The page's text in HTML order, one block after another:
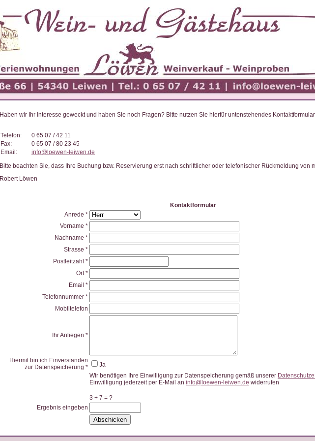
Haben wir Ihr Interesse geweckt und haben Sie noch Fragen? Bitte nutzen Sie hierfür untenstehendes
Telefon:
0 65 07 / 42 11
Fax:
0 65 07 / 80 23 45
Email:
info@loewen-leiwen.de
Bitte beachten Sie, dass Ihre Buchung bzw. Reservierung erst nach schriftlicher oder telefonischer Rückmeldung von
Robert Löwen
Kontaktformular
Anrede *
Vorname *
Nachname *
Strasse *
Postleitzahl *
Ort *
Email *
Telefonnummer *
Mobiltelefon
Ihr Anliegen *
Hiermit bin ich Einverstanden
zur Datenspeicherung *
Ja
Wir benötigen Ihre Einwilligung zur Datenspeicherung gemäß unserer
Einwilligung jederzeit per E-Mail an info@loewen-leiwen.de widerrufen
3 + 7 = ?
Ergebnis eingeben